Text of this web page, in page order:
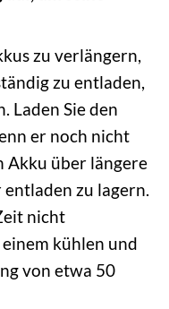
zu verlängern,
zu entladen,
Laden Sie den
er noch nicht
Akku über längere
zu lagern.
nicht
kühlen und
von etwa 50